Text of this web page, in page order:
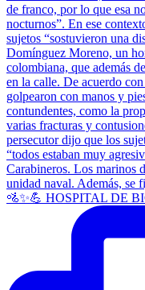
🚵✨💪 HOSPITAL DE